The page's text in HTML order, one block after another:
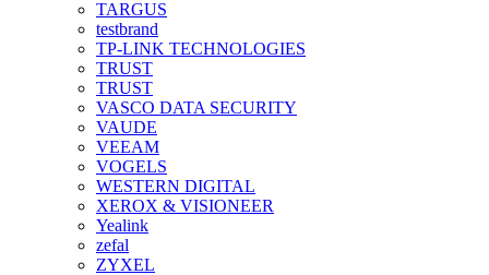
TARGUS
testbrand
TP-LINK TECHNOLOGIES
TRUST
TRUST
VASCO DATA SECURITY
VAUDE
VEEAM
VOGELS
WESTERN DIGITAL
XEROX & VISIONEER
Yealink
zefal
ZYXEL